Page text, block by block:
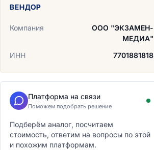
ВЕНДОР
Компания
ООО "ЭКЗАМЕН-
МЕДИА"
ИНН
7701881818
Платформа на связи
Поможем подобрать решение
Подберём аналог, посчитаем
стоимость, ответим на вопросы по этой
и похожим платформам.